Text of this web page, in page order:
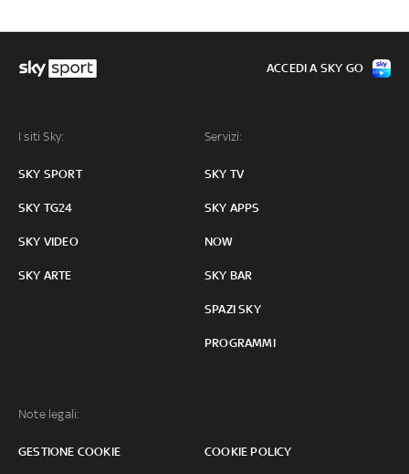
I siti Sky:
SKY SPORT
SKY TG24
SKY VIDEO
SKY ARTE
Servizi:
SKY TV
SKY APPS
NOW
SKY BAR
SPAZI SKY
PROGRAMMI
Note legali:
GESTIONE COOKIE COOKIE POLICY
ACCEDI A SKY GO